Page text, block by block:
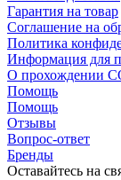
Гарантия на товар
Соглашение на
Политика
Информация для
О прохождении
Помощь
Помощь
Отзывы
Вопрос-ответ
Бренды
Оставайтесь на